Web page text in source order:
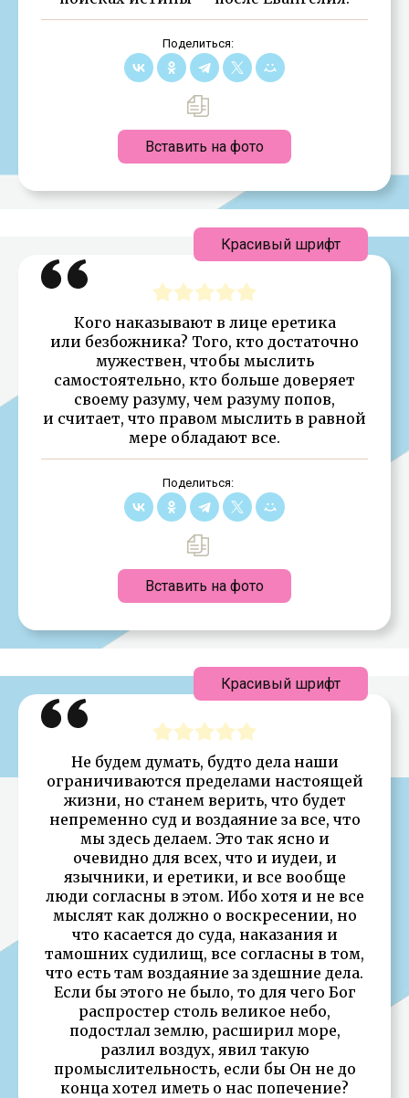
Поделиться:
Вставить на фото
Кого наказывают в лице еретика
или безбожника? Того, кто достаточно
мужествен, чтобы мыслить
самостоятельно, кто больше доверяет
своему разуму, чем разуму попов,
и считает, что правом мыслить в равной
мере обладают все.
Поделиться:
Вставить на фото
Красивый шрифт
Не будем думать, будто дела наши
ограничиваются пределами настоящей
жизни, но станем верить, что будет
непременно суд и воздаяние за все, что
мы здесь делаем. Это так ясно и
очевидно для всех, что и иудеи, и
язычники, и еретики, и все вообще
люди согласны в этом. Ибо хотя и не все
мыслят как должно о воскресении, но
что касается до суда, наказания и
тамошних судилищ, все согласны в том,
что есть там воздаяние за здешние дела.
Если бы этого не было, то для чего Бог
распростер столь великое небо,
подостлал землю, расширил море,
разлил воздух, явил такую
промыслительность, если бы Он не до
конца хотел иметь о нас попечение?
Красивый шрифт